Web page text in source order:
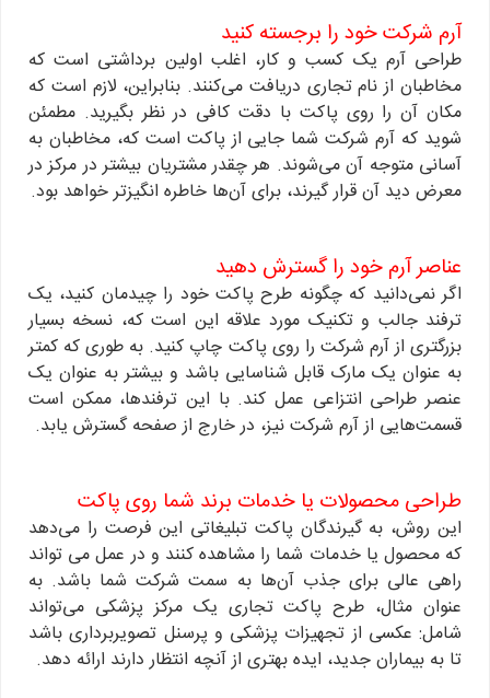
آرم شرکت خود را برجسته کنید
طراحی آرم یک کسب و کار، اغلب اولین برداشتی است که
مخاطبان از نام تجاری دریافت می‌کنند. بنابراین، لازم است که
مکان آن را روی پاکت با دقت کافی در نظر بگیرید. مطمئن
شوید که آرم شرکت شما جایی از پاکت است که، مخاطبان به
آسانی متوجه آن می‌شوند. هر چقدر مشتریان بیشتر در مرکز در
معرض دید آن قرار گیرند، برای آن‌ها خاطره انگیز‌تر خواهد بود.
عناصر آرم خود را گسترش دهید
اگر نمی‌دانید که چگونه طرح پاکت خود را چیدمان کنید، یک
ترفند جالب و تکنیک مورد علاقه این است که، نسخه بسیار
بزرگتری از آرم شرکت را روی پاکت چاپ کنید. به طوری که کمتر
به عنوان یک مارک قابل شناسایی باشد و بیشتر به عنوان یک
عنصر طراحی انتزاعی عمل کند. با این ترفندها، ممکن است
قسمت‌هایی از آرم شرکت نیز، در خارج از صفحه گسترش یابد.
طراحی محصولات یا خدمات برند شما روی پاکت
این روش، به گیرندگان پاکت تبلیغاتی این فرصت را می‌دهد
که محصول یا خدمات شما را مشاهده کنند و در عمل می تواند
راهی عالی برای جذب آن‌ها به سمت شرکت شما باشد. به
عنوان مثال، طرح پاکت تجاری یک مرکز پزشکی می‌تواند
شامل: عکسی از تجهیزات پزشکی و پرسنل تصویربرداری باشد
تا به بیماران جدید، ایده بهتری از آنچه انتظار دارند ارائه دهد.